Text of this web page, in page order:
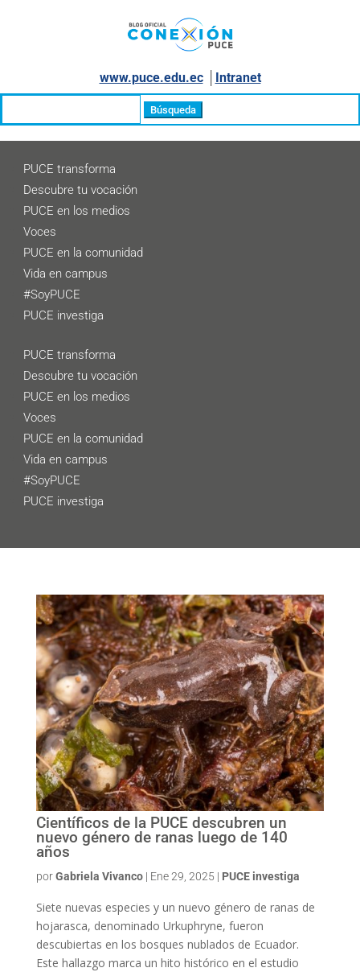
www.puce.edu.ec│ Intranet
PUCE transforma
Descubre tu vocación
PUCE en los medios
Voces
PUCE en la comunidad
Vida en campus
#SoyPUCE
PUCE investiga
PUCE transforma
Descubre tu vocación
PUCE en los medios
Voces
PUCE en la comunidad
Vida en campus
#SoyPUCE
PUCE investiga
Científicos de la PUCE descubren un
nuevo género de ranas luego de 140
años
porGabriela Vivanco| Ene 29, 2025 | PUCE investiga
Siete nuevas especies y un nuevo género de ranas de
hojarasca, denominado Urkuphryne, fueron
descubiertas en los bosques nublados de Ecuador.
Este hallazgo marca un hito histórico en el estudio